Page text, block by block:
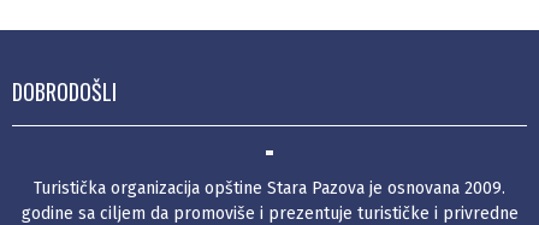
DOBRODOŠLI
Turistička organizacija opštine Stara Pazova je osnovana 2009.
godine sa ciljem da promoviše i prezentuje turističke i privredne